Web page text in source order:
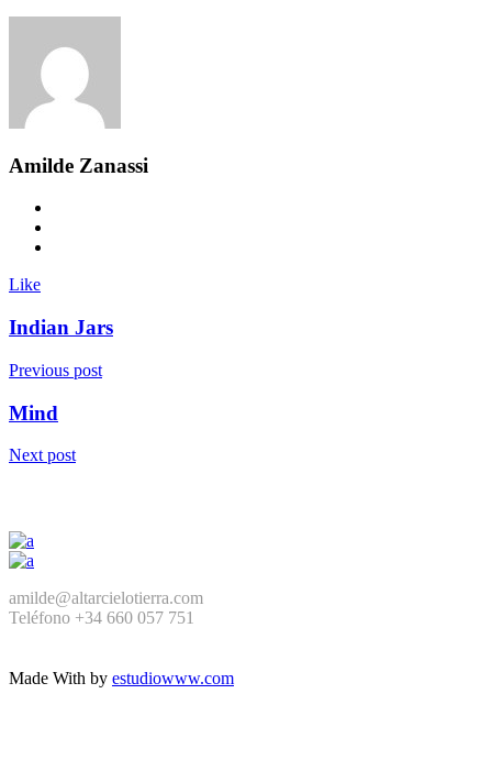
Amilde Zanassi
Like
Indian Jars
Previous post
Mind
Next post
amilde@altarcielotierra.com
Teléfono +34 660 057 751
Made With by estudiowww.com